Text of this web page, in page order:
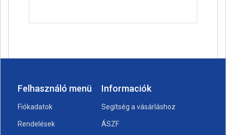
Felhasználó menü
Fiókadatok
Rendelések
Informaciók
Segítség a vásárláshoz
ÁSZF